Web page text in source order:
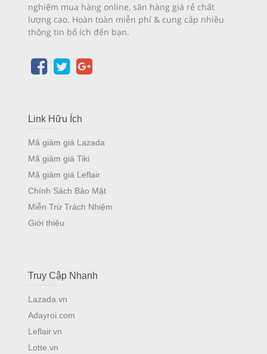
nghiệm mua hàng online, săn hàng giá rẻ chất
lượng cao. Hoàn toàn miễn phí & cung cấp nhiều
thông tin bổ ích đến bạn.
Link Hữu Ích
Mã giảm giá Lazada
Mã giảm giá Tiki
Mã giảm giá Leflair
Chính Sách Bảo Mật
Miễn Trừ Trách Nhiệm
Giới thiệu
Truy Cập Nhanh
Lazada.vn
Adayroi.com
Leflair.vn
Lotte.vn